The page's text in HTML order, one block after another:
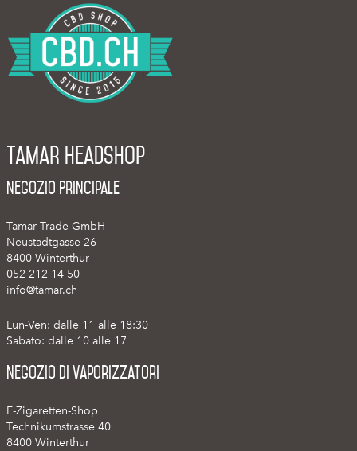
Tamar Headshop
Negozio Principale
Tamar Trade GmbH
Neustadtgasse 26
8400 Winterthur
052 212 14 50
info@tamar.ch
Lun-Ven: dalle 11 alle 18:30
Sabato: dalle 10 alle 17
Negozio di vaporizzatori
E-Zigaretten-Shop
Technikumstrasse 40
8400 Winterthur